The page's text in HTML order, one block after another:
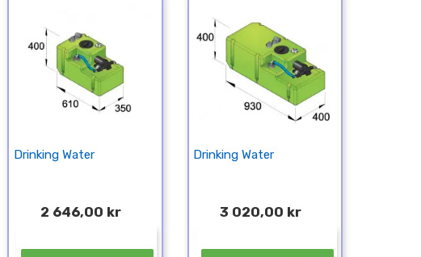
Drinking Water
2 646,00 kr
Drinking Water
3 020,00 kr